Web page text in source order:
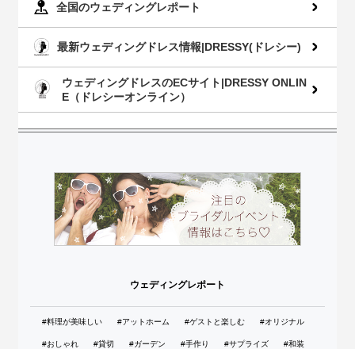
全国のウェディングレポート
最新ウェディングドレス情報|DRESSY(ドレシー)
ウェディングドレスのECサイト|DRESSY ONLIN
E（ドレシーオンライン）
ウェディングレポート
#料理が美味しい #アットホーム #ゲストと楽しむ #オリジナル
#おしゃれ #貸切 #ガーデン #手作り #サプライズ #和装